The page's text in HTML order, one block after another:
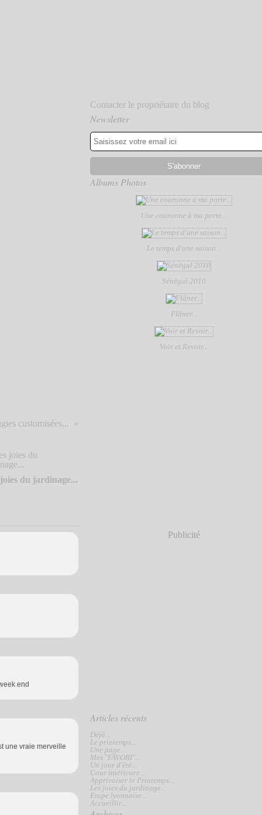
customisées...
du jardinage...
end
une vraie merveille
Contacter le propriétaire du blog
Newsletter
Albums Photos
Une couronne à ma porte...
Le temps d'une saison...
Sénègal 2010
Flâner...
Voir et Revoir...
Publicité
Articles récents
Déjà...
Le printemps...
Une page...
Mes "FAVORI"...
Un jour d'été...
Cour intérieure...
Apprivoiser le Printemps...
Les joies du jardinage...
Etape lyonnaise...
Accueillir...